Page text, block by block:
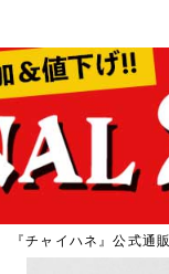
『チャイハネ』公式通販